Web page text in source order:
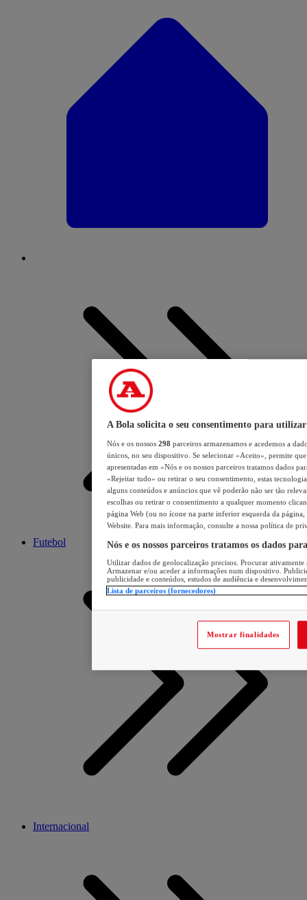
Futebol
Internacional
A Bola solicita o seu consentimento para utilizar
Nós e os nossos 298 parceiros armazenamos e acedemos a
únicos, no seu dispositivo. Se selecionar «Aceito», permite
apresentadas em «Nós e os nossos parceiros tratamos dados
«Rejeitar tudo» ou retirar o seu consentimento, estas
alguns conteúdos e anúncios que vê poderão não ser tão
escolhas ou retirar o consentimento a qualquer momento
página Web (ou no ícone na parte inferior esquerda da página,
Website. Para mais informação, consulte a nossa política de
Nós e os nossos parceiros tratamos os dados
Utilizar dados de geolocalização precisos. Procurar
Armazenar e/ou aceder a informações num dispositivo.
publicidade e conteúdos, estudos de audiência e
Lista de parceiros (fornecedores)
Mostrar finalidades